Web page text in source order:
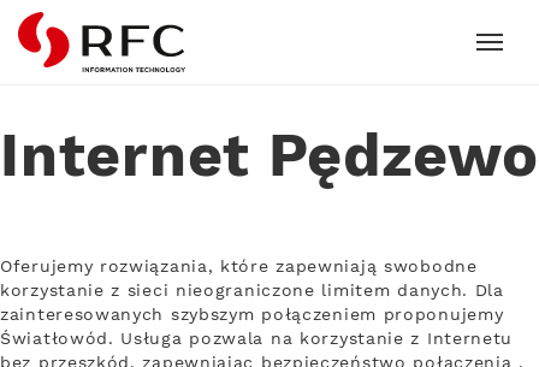
RFC
Internet Pędzewo
Oferujemy rozwiązania, które zapewniają swobodne
korzystanie z sieci nieograniczone limitem danych. Dla
zainteresowanych szybszym połączeniem proponujemy
Światłowód. Usługa pozwala na korzystanie z Internetu